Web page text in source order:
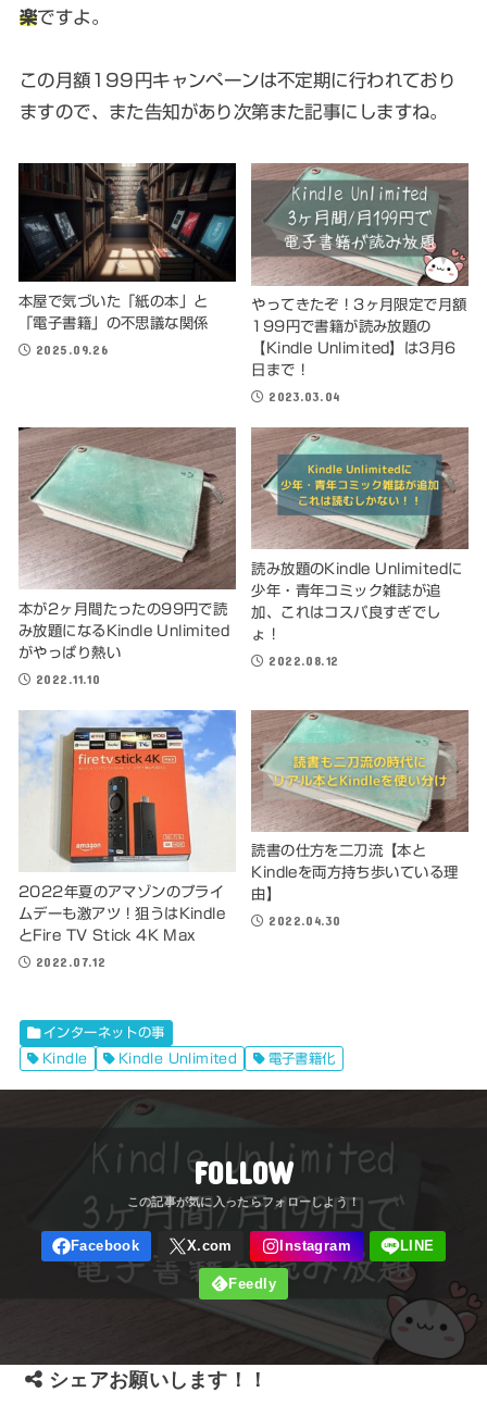
楽ですよ。
この月額199円キャンペーンは不定期に行われており
ますので、また告知があり次第また記事にしますね。
本屋で気づいた「紙の本」と
「電子書籍」の不思議な関係
2025.09.26
やってきたぞ！3ヶ月限定で月額
199円で書籍が読み放題の
【Kindle Unlimited】は3月6
日まで！
2023.03.04
本が2ヶ月間たったの99円で読
み放題になるKindle Unlimited
がやっぱり熱い
2022.11.10
読み放題のKindle Unlimitedに
少年・青年コミック雑誌が追
加、これはコスパ良すぎでし
ょ！
2022.08.12
2022年夏のアマゾンのプライ
ムデーも激アツ！狙うはKindle
とFire TV Stick 4K Max
2022.07.12
読書の仕方を二刀流【本と
Kindleを両方持ち歩いている理
由】
2022.04.30
インターネットの事
Kindle
Kindle Unlimited 電子書籍化
FOLLOW
シェアお願いします！！